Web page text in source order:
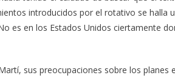
introducidos por el rotativo se halla
es en los Estados Unidos ciertamente
sus preocupaciones sobre los planes